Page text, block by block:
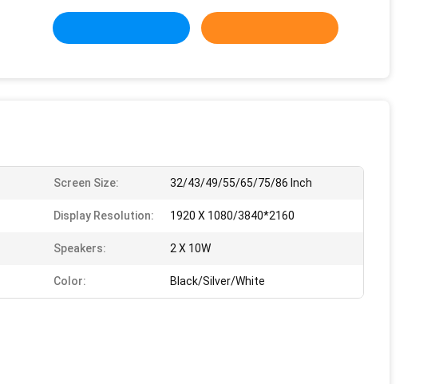
Screen Size: 32/43/49/55/65/75/86 Inch
Display Resolution: 1920 X 1080/3840*2160
Speakers: 2 X 10W
Color: Black/Silver/White